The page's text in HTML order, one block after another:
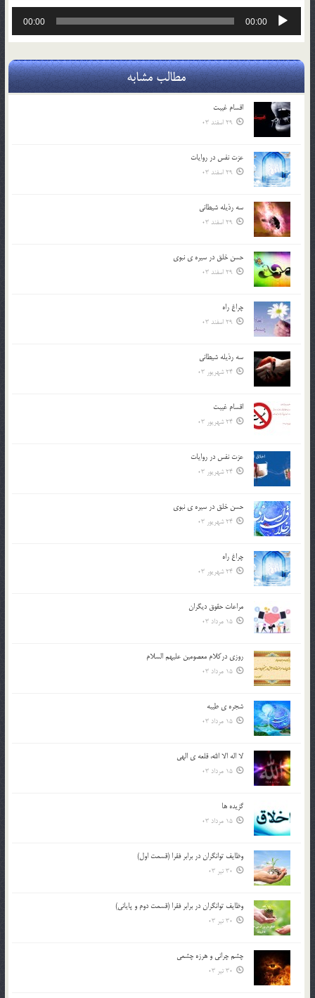
پخش‌کننده
00:00
00:00
مطالب مشابه
اقسام غيبت
29 اسفند 03
عزت نفس در روايات
29 اسفند 03
سه رذیله شیطانی
29 اسفند 03
حسن خلق در سيره ي نبوي
29 اسفند 03
چراغ راه
29 اسفند 03
سه رذیله شیطانی
24 شهریور 03
اقسام غيبت
24 شهریور 03
عزت نفس در روايات
24 شهریور 03
حسن خلق در سيره ي نبوي
24 شهریور 03
چراغ راه
24 شهریور 03
مراعات حقوق ديگران
15 مرداد 03
روزي دركلام معصومين عليهم السلام
15 مرداد 03
شجره ي طيبه
15 مرداد 03
لا اله الا الله، قلعه ي الهي
15 مرداد 03
گزيده ها
15 مرداد 03
وظایف توانگران در برابر فقرا (قسمت اول)
30 تیر 03
وظایف توانگران در برابر فقرا (قسمت دوم و پایانی)
30 تیر 03
چشم ‏چرانى و هرزه‏ چشمى
30 تیر 03